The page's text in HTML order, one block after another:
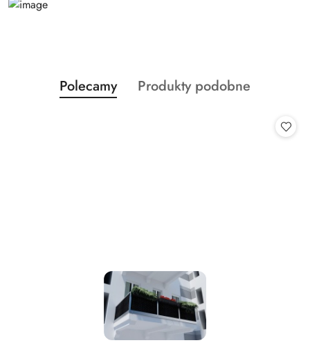
Pomiń karuzelę produktów
Produkty
o
Polecamy
Produkty
Produkty podobne